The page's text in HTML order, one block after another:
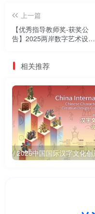
上一篇
【优秀指导教师奖-获奖公
告】2025两岸数字艺术设计·
相关推荐